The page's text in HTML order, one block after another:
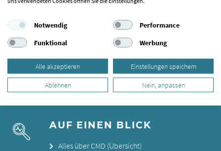
Notwendig
Performance
Funktional
Werbung
Alle akzeptieren Einstellungen speichern
Ablehnen Nein, anpassen
AUF EINEN BLICK
Alles über CMD (Übersicht)